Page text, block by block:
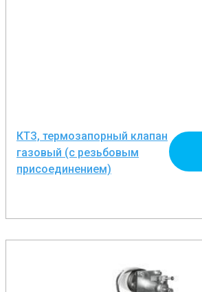
КТЗ, термозапорный клапан
газовый (с резьбовым
присоединением)